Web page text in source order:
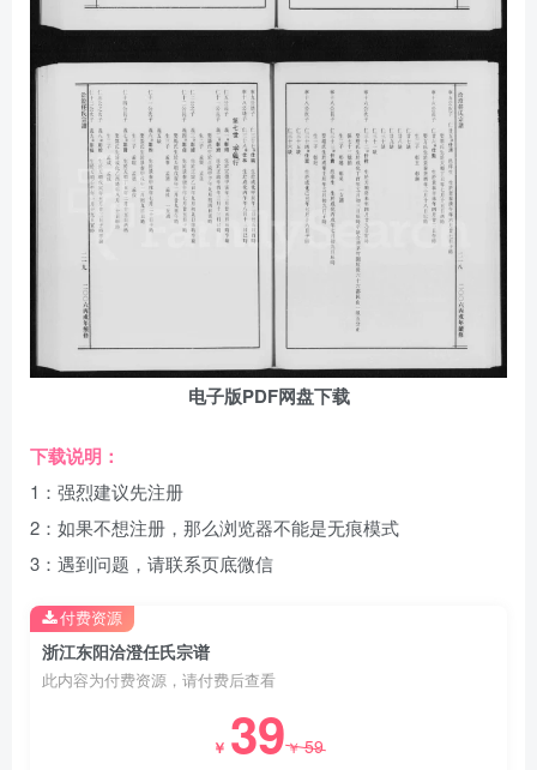
电子版PDF网盘下载
下载说明：
1：强烈建议先注册
2：如果不想注册，那么浏览器不能是无痕模式
3：遇到问题，请联系页底微信
浙江东阳洽澄任氏宗谱
此内容为付费资源，请付费后查看
￥ 39￥59
付费资源